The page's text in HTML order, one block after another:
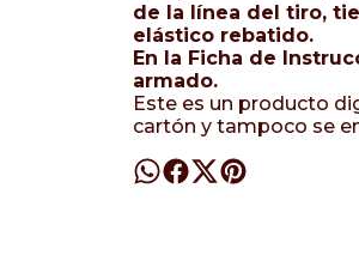
de la línea del tiro,
elástico rebatido.
En la Ficha de
armado.
Este es un producto
cartón y tampoco se